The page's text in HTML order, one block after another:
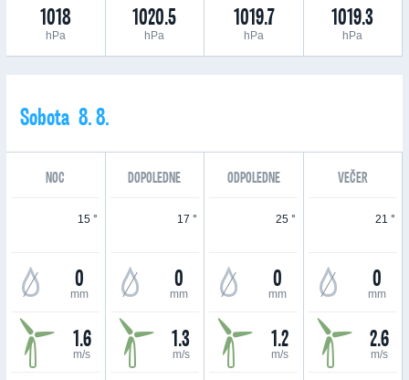
1018
hPa
1020.5
hPa
1019.7
hPa
1019.3
hPa
Sobota 8. 8.
NOC DOPOLEDNE ODPOLEDNE VEČER
15 °
0
mm
1.6
m/s
17 °
0
mm
1.3
m/s
25 °
0
mm
1.2
m/s
21 °
0
mm
2.6
m/s